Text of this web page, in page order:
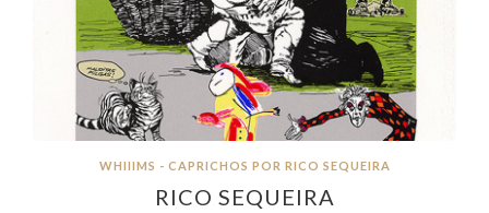
WHIIIMS - CAPRICHOS POR RICO SEQUEIRA
RICO SEQUEIRA